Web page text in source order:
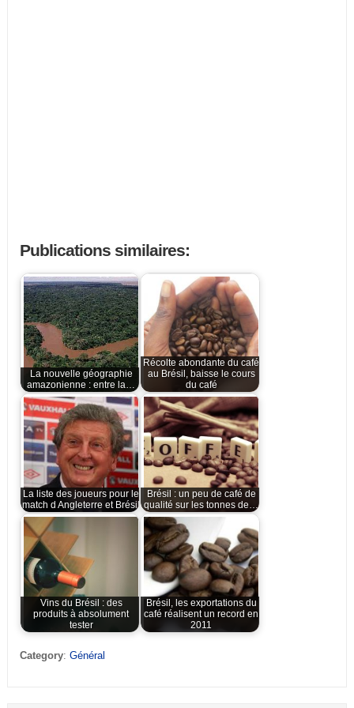
Publications similaires:
La nouvelle géographie
amazonienne : entre la…
Récolte abondante du café
au Brésil, baisse le cours
du café
La liste des joueurs pour le
match d Angleterre et Brésil
Brésil : un peu de café de
qualité sur les tonnes de…
Vins du Brésil : des
produits à absolument
tester
Brésil, les exportations du
café réalisent un record en
2011
Category: Général